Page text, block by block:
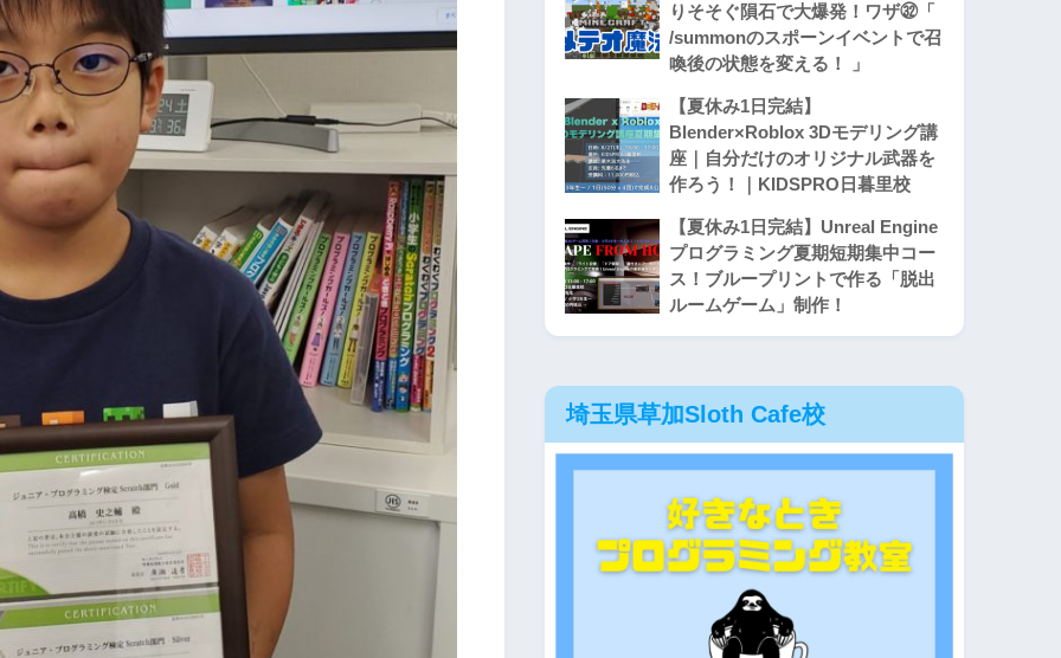
りそそぐ隕石で大爆発！ワザ㉜「
/summonのスポーンイベントで召
喚後の状態を変える！ 」
【夏休み1日完結】
Blender×Roblox 3Dモデリング講
座｜自分だけのオリジナル武器を
作ろう！｜KIDSPRO日暮里校
【夏休み1日完結】Unreal Engine
プログラミング夏期短期集中コー
ス！ブループリントで作る「脱出
ルームゲーム」制作！
埼玉県草加Sloth Cafe校